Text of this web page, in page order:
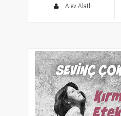
Alev Alatlı